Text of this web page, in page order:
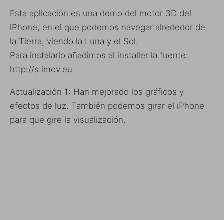
Esta aplicación es una demo del motor 3D del
iPhone, en el que podemos navegar alrededor de
la Tierra, viendo la Luna y el Sol.
Para instalarlo añadimos al installer la fuente:
http://s.imov.eu
Actualización 1: Han mejorado los gráficos y
efectos de luz. También podemos girar el iPhone
para que gire la visualización.